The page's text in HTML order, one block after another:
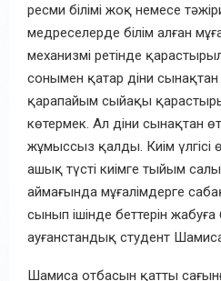
ресми білімі жоқ немесе
медреселерде білім алған
механизмі ретінде
сонымен қатар діни сынақтан
қарапайым сыйақы
көтермек. Ал діни сынақтан
жұмыссыз қалды. Киім үлгісі
ашық түсті киімге тыйым
аймағында мұғалімдерге
сынып ішінде беттерін
ауғанстандық студент
Шамиса отбасын қатты